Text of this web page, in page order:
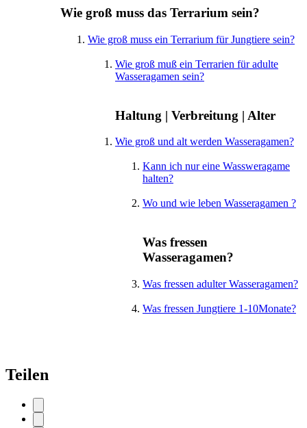
Wie groß muss das Terrarium sein?
Wie groß muss ein Terrarium für Jungtiere sein?
Wie groß muß ein Terrarien für adulte
Wasseragamen sein?
Haltung | Verbreitung | Alter
Wie groß und alt werden Wasseragamen?
Kann ich nur eine Wassweragame
halten?
Wo und wie leben Wasseragamen ?
Was fressen
Wasseragamen?
Was fressen adulter Wasseragamen?
Was fressen Jungtiere 1-10Monate?
Teilen